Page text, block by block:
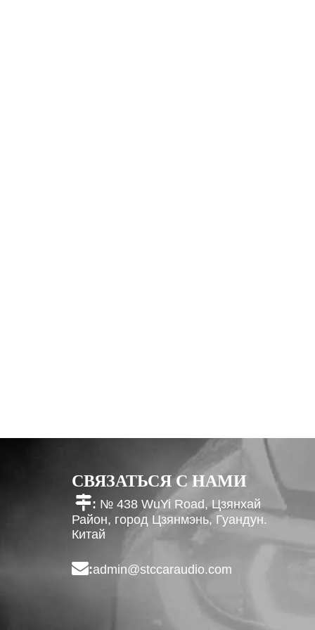
СВЯЗАТЬСЯ С НАМИ
: № 438 WuYi Road, Цзянхай
Район, город Цзянмэнь, Гуандун.
Китай
:admin@stccaraudio.com